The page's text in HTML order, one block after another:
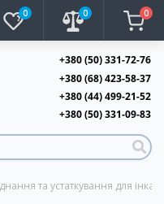
0 0 0
+380 (50) 331-72-76
+380 (68) 423-58-37
+380 (44) 499-21-52
+380 (50) 331-09-83
та устаткування для